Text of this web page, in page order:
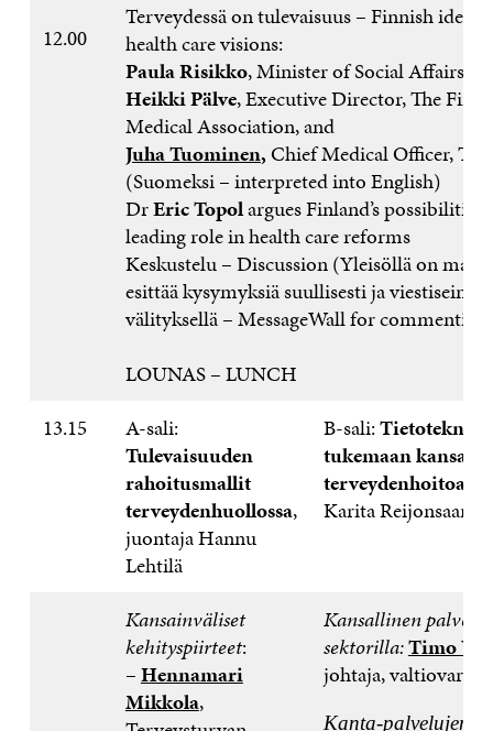
12.00
Terveydessä on tulevaisuus – Finnish ideas
health care visions:
Paula Risikko, Minister of Social Affairs
Heikki Pälve, Executive Director, The
Medical Association, and
Juha Tuominen,Chief Medical Officer,
(Suomeksi – interpreted into English)
DrEric Topolargues Finland’s possibilities
leading role in health care reforms
Keskustelu – Discussion (Yleisöllä on
esittää kysymyksiä suullisesti ja viestiseinän
välityksellä – MessageWall for
LOUNAS – LUNCH
13.15
A-sali:
Tulevaisuuden
rahoitusmallit
terveydenhuollossa,
juontaja Hannu
Lehtilä
B-sali:
tukemaan
terveydenhoitoa
Karita Reijonsaari
Kansainväliset
kehityspiirteet:
–Hennamari
Mikkola,
Kansallinen
sektorilla:Timo
johtaja,
Kanta-palvelujen